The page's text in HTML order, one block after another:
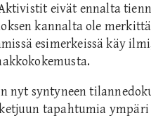
eivät ennalta
kannalta ole
esimerkeissä käy
nyt syntyneen
tapahtumia ympäri